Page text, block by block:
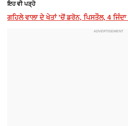
ਇਹ ਵੀ ਪੜ੍ਹੋ
ਗਹਿਲੇ ਵਾਲਾ ਦੇ ਖੇਤਾਂ ’ਚੋਂ ਡਰੋਨ, ਪਿਸਤੌਲ, 4